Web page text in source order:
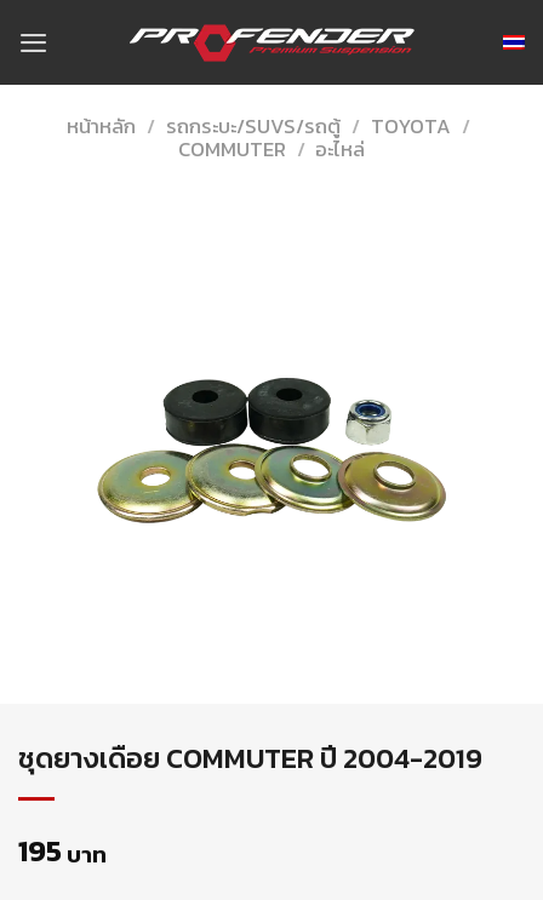
content
หน้าหลัก / รถกระบะ/SUVS/รถตู้ / TOYOTA /
COMMUTER / อะไหล่
ชุดยางเดือย COMMUTER ปี 2004-2019
195 บาท